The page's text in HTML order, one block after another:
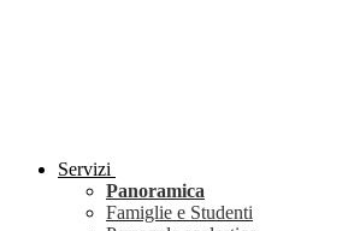
Servizi
Panoramica
Famiglie e Studenti